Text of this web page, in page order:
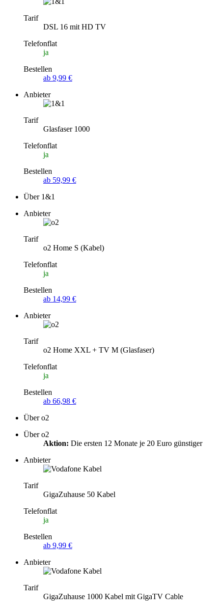
Tarif
DSL 16 mit HD TV
Telefonflat
ja
Bestellen
ab 9,99 €
Anbieter
Tarif
Glasfaser 1000
Telefonflat
ja
Bestellen
ab 59,99 €
Über 1&1
Anbieter
Tarif
o2 Home S (Kabel)
Telefonflat
ja
Bestellen
ab 14,99 €
Anbieter
Tarif
o2 Home XXL + TV M (Glasfaser)
Telefonflat
ja
Bestellen
ab 66,98 €
Über o2
Über o2
Aktion: Die ersten 12 Monate je 20 Euro günstiger
Anbieter
Tarif
GigaZuhause 50 Kabel
Telefonflat
ja
Bestellen
ab 9,99 €
Anbieter
Tarif
GigaZuhause 1000 Kabel mit GigaTV Cable